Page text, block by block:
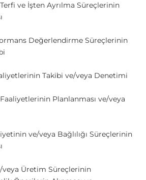
ve İşten Ayrılma Süreçlerinin
Değerlendirme Süreçlerinin
Takibi ve/veya Denetimi
Planlanması ve/veya
ve/veya Bağlılığı Süreçlerinin
veya Üretim Süreçlerinin